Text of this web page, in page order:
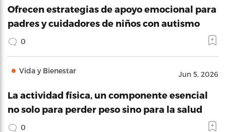
Ofrecen estrategias de apoyo emocional para
padres y cuidadores de niños con autismo
0
Vida y Bienestar Jun 5, 2026
La actividad física, un componente esencial
no solo para perder peso sino para la salud
0